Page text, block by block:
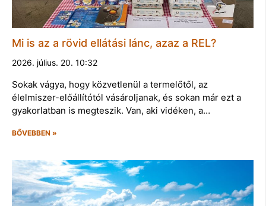
Mi is az a rövid ellátási lánc, azaz a REL?
2026. július. 20. 10:32
Sokak vágya, hogy közvetlenül a termelőtől, az
élelmiszer-előállítótól vásároljanak, és sokan már ezt a
gyakorlatban is megteszik. Van, aki vidéken, a…
BŐVEBBEN »